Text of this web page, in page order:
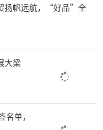
扬帆远航，“好品”全
大梁
单，